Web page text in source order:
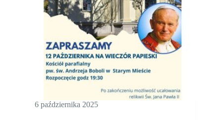
6 października 2025